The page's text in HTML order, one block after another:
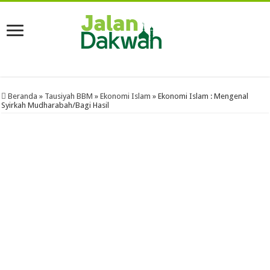
Beranda » Tausiyah BBM » Ekonomi Islam » Ekonomi Islam : Mengenal
Syirkah Mudharabah/Bagi Hasil